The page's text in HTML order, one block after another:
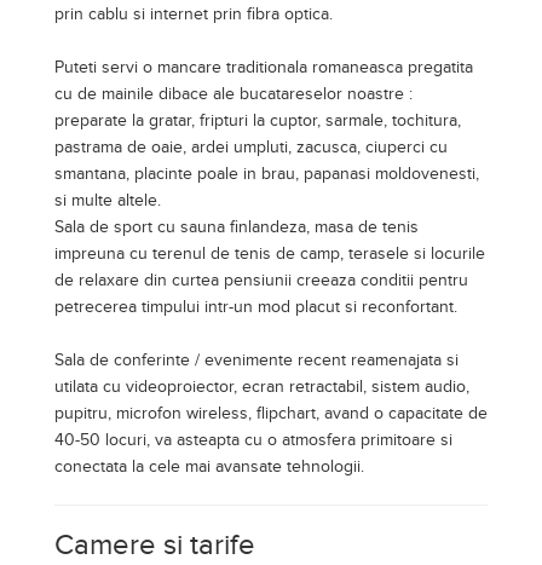
prin cablu si internet prin fibra optica.
Puteti servi o mancare traditionala romaneasca pregatita
cu de mainile dibace ale bucatareselor noastre :
preparate la gratar, fripturi la cuptor, sarmale, tochitura,
pastrama de oaie, ardei umpluti, zacusca, ciuperci cu
smantana, placinte poale in brau, papanasi moldovenesti,
si multe altele.
Sala de sport cu sauna finlandeza, masa de tenis
impreuna cu terenul de tenis de camp, terasele si locurile
de relaxare din curtea pensiunii creeaza conditii pentru
petrecerea timpului intr-un mod placut si reconfortant.
Sala de conferinte / evenimente recent reamenajata si
utilata cu videoproiector, ecran retractabil, sistem audio,
pupitru, microfon wireless, flipchart, avand o capacitate de
40-50 locuri, va asteapta cu o atmosfera primitoare si
conectata la cele mai avansate tehnologii.
Camere si tarife